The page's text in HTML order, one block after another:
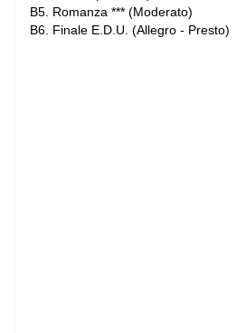
B5. Romanza *** (Moderato)
B6. Finale E.D.U. (Allegro - Presto)